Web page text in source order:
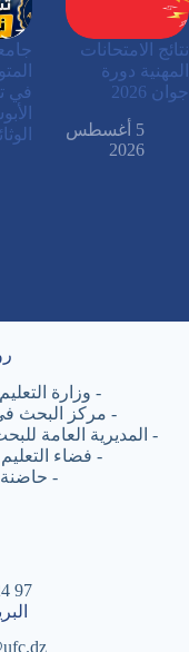
نتائج الامتحانات
المهنية دورة
جوان 2026
5 أغسطس
2026
في
- وزارة
- مركز البحث في
- المديرية العامة
- فضاء
- حاضنة
97 24 31 23 213+